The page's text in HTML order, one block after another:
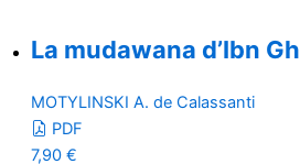
La mudawana d’Ibn
MOTYLINSKI A. de Calassanti
PDF
7,90 €